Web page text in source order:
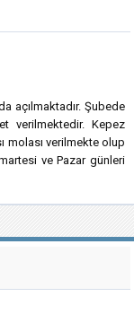
açılmaktadır. Şubede
verilmektedir. Kepez
molası verilmekte olup
ve Pazar günleri